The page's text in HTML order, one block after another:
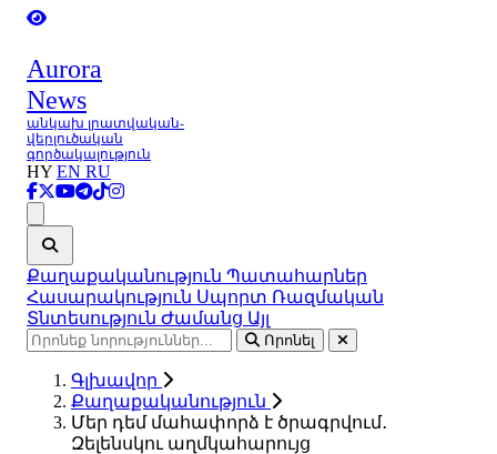
Aurora
News
անկախ լրատվական-
վերլուծական
գործակալություն
HY EN RU
Քաղաքականություն Պատահարներ
Հասարակություն Սպորտ Ռազմական
Տնտեսություն Ժամանց Այլ
Որոնել
Գլխավոր
Քաղաքականություն
Մեր դեմ մահափորձ է ծրագրվում․
Զելենսկու աղմկահարույց